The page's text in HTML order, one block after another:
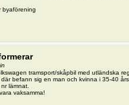
byaförening
tramsport/skåpbil med utländska
befann sig en man och kvinna i 35-40
lämnat.
vaksamma!